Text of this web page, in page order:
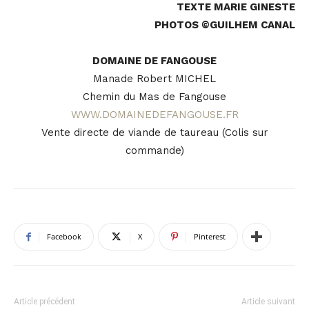
TEXTE MARIE GINESTE
PHOTOS ©GUILHEM CANAL
DOMAINE DE FANGOUSE
Manade Robert MICHEL
Chemin du Mas de Fangouse
WWW.DOMAINEDEFANGOUSE.FR
Vente directe de viande de taureau (Colis sur
commande)
Facebook X Pinterest
Article précédent Article suivant